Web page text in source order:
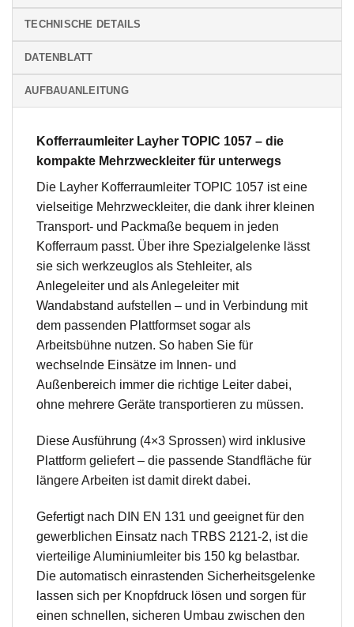
TECHNISCHE DETAILS
DATENBLATT
AUFBAUANLEITUNG
Kofferraumleiter Layher TOPIC 1057 – die
kompakte Mehrzweckleiter für unterwegs
Die Layher Kofferraumleiter TOPIC 1057 ist eine
vielseitige Mehrzweckleiter, die dank ihrer kleinen
Transport- und Packmaße bequem in jeden
Kofferraum passt. Über ihre Spezialgelenke lässt
sie sich werkzeuglos als Stehleiter, als
Anlegeleiter und als Anlegeleiter mit
Wandabstand aufstellen – und in Verbindung mit
dem passenden Plattformset sogar als
Arbeitsbühne nutzen. So haben Sie für
wechselnde Einsätze im Innen- und
Außenbereich immer die richtige Leiter dabei,
ohne mehrere Geräte transportieren zu müssen.
Diese Ausführung (4×3 Sprossen) wird inklusive
Plattform geliefert – die passende Standfläche für
längere Arbeiten ist damit direkt dabei.
Gefertigt nach DIN EN 131 und geeignet für den
gewerblichen Einsatz nach TRBS 2121-2, ist die
vierteilige Aluminiumleiter bis 150 kg belastbar.
Die automatisch einrastenden Sicherheitsgelenke
lassen sich per Knopfdruck lösen und sorgen für
einen schnellen, sicheren Umbau zwischen den